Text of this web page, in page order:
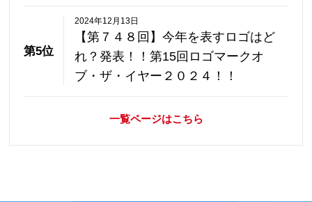
第5位
2024年12月13日
【第７４８回】今年を表すロゴはど
れ？発表！！第15回ロゴマークオ
ブ・ザ・イヤー２０２４！！
一覧ページはこちら